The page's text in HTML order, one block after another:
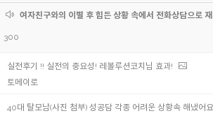
여자친구와의 이별 후 힘든 상황 속에서 전화상담으로 재회했습니다!! 너무 감사드립니다
300
실전후기 !! 실전의 중요성! 레볼루션코치님 효과!
토메이로